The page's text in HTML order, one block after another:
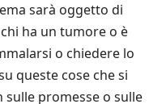
sarà oggetto di
ha un tumore o è
o chiedere lo
queste cose che si
promesse o sulle